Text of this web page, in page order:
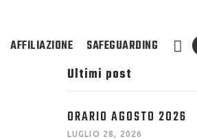
AFFILIAZIONE SAFEGUARDING
Ultimi post
ORARIO AGOSTO 2026
LUGLIO 28, 2026